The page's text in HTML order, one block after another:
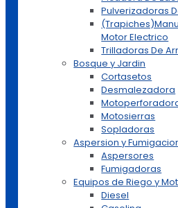
Pulverizadoras
Motor Electrico
Trilladoras De
Bosque y Jardin
Cortasetos
Desmalezadora
Motosierras
Sopladoras
Aspersion y
Aspersores
Fumigadoras
Equipos de Riego y
Diesel